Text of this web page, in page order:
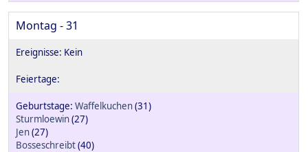
Montag - 31
Waffelkuchen(31)
Sturmloewin(27)
Jen(27)
Bosseschreibt(40)